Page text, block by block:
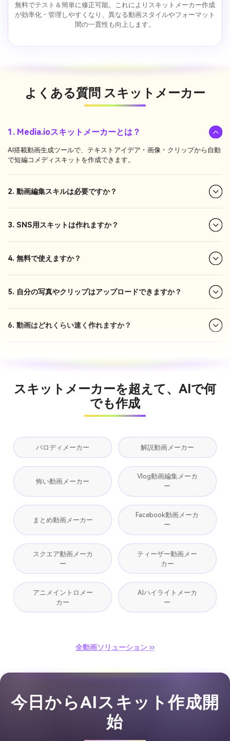
無料でテスト＆簡単に修正可能。これによりスキットメーカー作成
が効率化・管理しやすくなり、異なる動画スタイルやフォーマット
間の一貫性も向上します。
よくある質問 スキットメーカー
1. Media.ioスキットメーカーとは？
AI搭載動画生成ツールで、テキストアイデア・画像・クリップから自動
で短編コメディスキットを作成できます。
2. 動画編集スキルは必要ですか？
3. SNS用スキットは作れますか？
4. 無料で使えますか？
5. 自分の写真やクリップはアップロードできますか？
6. 動画はどれくらい速く作れますか？
スキットメーカーを超えて、AIで何
でも作成
パロディメーカー 解説動画メーカー
怖い動画メーカー
Vlog動画編集メーカ
ー
まとめ動画メーカー
Facebook動画メーカ
ー
スクエア動画メーカ
ー
ティーザー動画メー
カー
アニメイントロメー
カー
AIハイライトメーカ
ー
全動画ソリューション ››
今日からAIスキット作成開
始